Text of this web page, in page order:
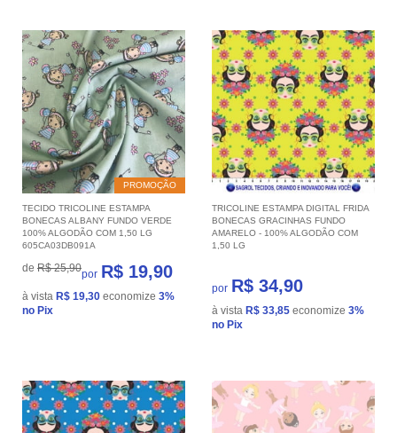
PROMOÇÃO
TECIDO TRICOLINE ESTAMPA
BONECAS ALBANY FUNDO VERDE
100% ALGODÃO COM 1,50 LG
605CA03DB091A
de R$ 25,90por R$ 19,90
à vista R$ 19,30 economize 3%
no Pix
TRICOLINE ESTAMPA DIGITAL FRIDA
BONECAS GRACINHAS FUNDO
AMARELO - 100% ALGODÃO COM
1,50 LG
por R$ 34,90
à vista R$ 33,85 economize 3%
no Pix